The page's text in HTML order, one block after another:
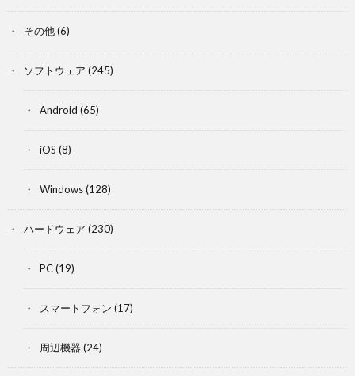
その他(6)
ソフトウェア (245)
Android (65)
iOS (8)
Windows(128)
ハードウェア (230)
PC(19)
スマートフォン (17)
周辺機器 (24)